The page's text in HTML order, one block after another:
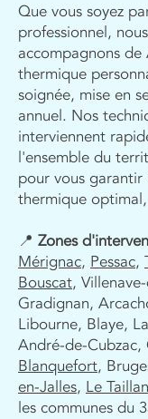
Que vous soyez
professionnel,
accompagnons
thermique
soignée, mise en
annuel. Nos
interviennent
l'ensemble du
pour vous
thermique
📍 Zones
Mérignac, Pessac,
Bouscat,
Gradignan,
Libourne, Blaye,
André-de-Cubzac,
Blanquefort,
en-Jalles, Le
les communes du